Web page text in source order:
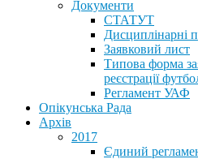
Документи
СТАТУТ
Дисциплінарні
Заявковий лист
Типова форма
реєстрації
Регламент УАФ
Опікунська Рада
Архів
2017
Єдиний